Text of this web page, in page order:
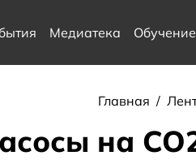
Медиатека Обучение
Главная /
на